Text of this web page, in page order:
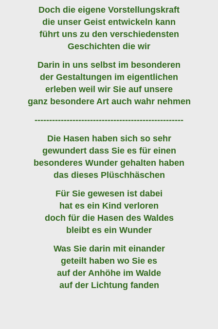
Doch die eigene Vorstellungskraft
die unser Geist entwickeln kann
führt uns zu den verschiedensten
Geschichten die wir
Darin in uns selbst im besonderen
der Gestaltungen im eigentlichen
erleben weil wir Sie auf unsere
ganz besondere Art auch wahr nehmen
---------------------------------------------------
Die Hasen haben sich so sehr
gewundert dass Sie es für einen
besonderes Wunder gehalten haben
das dieses Plüschhäschen
Für Sie gewesen ist dabei
hat es ein Kind verloren
doch für die Hasen des Waldes
bleibt es ein Wunder
Was Sie darin mit einander
geteilt haben wo Sie es
auf der Anhöhe im Walde
auf der Lichtung fanden